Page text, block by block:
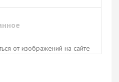
от изображений на сайте